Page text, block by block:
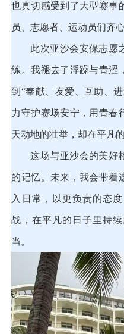
也真切感受到了大型赛事
员、志愿者、运动员们齐
此次亚沙会安保志愿
练。我褪去了浮躁与青涩
到 “奉献、友爱、互助、
力守护赛场安宁，用青春
天动地的壮举，却在平凡
这场与亚沙会的美好
的记忆。未来，我会带着
入日常，以更负责的态
战，在平凡的日子里持
当。